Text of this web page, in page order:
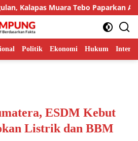
Muara Tebo Paparkan Anev
Politik Ekonomi Hukum
ESDM Kebut
Listrik dan BBM